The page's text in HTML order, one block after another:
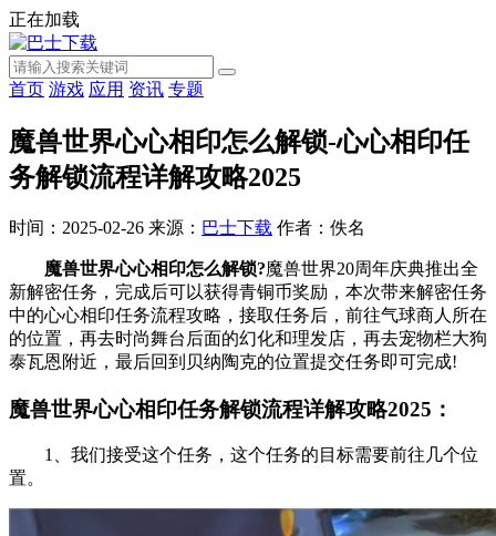
正在加载
首页 游戏 应用 资讯 专题
魔兽世界心心相印怎么解锁-心心相印任
务解锁流程详解攻略2025
时间：2025-02-26 来源： 巴士下载 作者：佚名
魔兽世界心心相印怎么解锁?魔兽世界20周年庆典推出全
新解密任务，完成后可以获得青铜币奖励，本次带来解密任务
中的心心相印任务流程攻略，接取任务后，前往气球商人所在
的位置，再去时尚舞台后面的幻化和理发店，再去宠物栏大狗
泰瓦恩附近，最后回到贝纳陶克的位置提交任务即可完成!
魔兽世界心心相印任务解锁流程详解攻略2025：
1、我们接受这个任务，这个任务的目标需要前往几个位
置。